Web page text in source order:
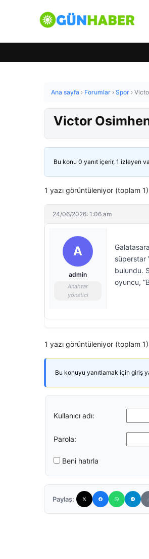
Ana sayfa › Forumlar › Spor ›
Victor
Bu konu 0 yanıt içerir, 1 izleyen
1 yazı görüntüleniyor (toplam 1)
24/06/2026: 1:06 am
A
admin
Anahtar
yönetici
süperstar
bulundu.
oyuncu,
1 yazı görüntüleniyor (toplam 1)
Bu konuyu yanıtlamak için giriş
Kullanıcı adı:
Parola:
Beni hatırla
Paylaş: